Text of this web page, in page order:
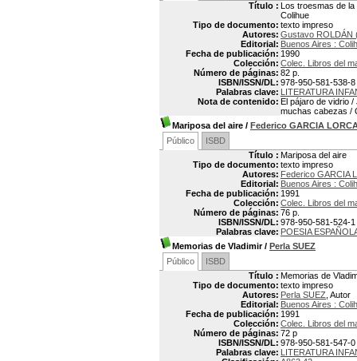
Título : Los troesmas de la
Colihue
Tipo de documento: texto impreso
Autores: Gustavo ROLDÁN
Editorial: Buenos Aires :
Fecha de publicación: 1990
Colección: Colec. Libros del
Número de páginas: 82 p.
ISBN/ISSN/DL: 978-950-581-538-8
Palabras clave: LITERATURA
Nota de contenido: El pájaro de vidrio
muchas cabezas /
Mariposa del aire / Federico GARCIA
Público
ISBD
Título : Mariposa del aire
Tipo de documento: texto impreso
Autores: Federico GARCIA
Editorial: Buenos Aires :
Fecha de publicación: 1991
Colección: Colec. Libros del
Número de páginas: 76 p.
ISBN/ISSN/DL: 978-950-581-524-1
Palabras clave: POESIA
Memorias de Vladimir/ Perla SUEZ
Público
ISBD
Título : Memorias de
Tipo de documento: texto impreso
Autores: Perla SUEZ , Autor
Editorial: Buenos Aires :
Fecha de publicación: 1991
Colección: Colec. Libros del
Número de páginas: 72 p
ISBN/ISSN/DL: 978-950-581-547-0
Palabras clave: LITERATURA